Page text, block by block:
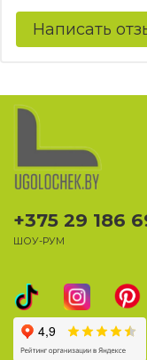
Написать
+375 29 186
ШОУ-РУМ